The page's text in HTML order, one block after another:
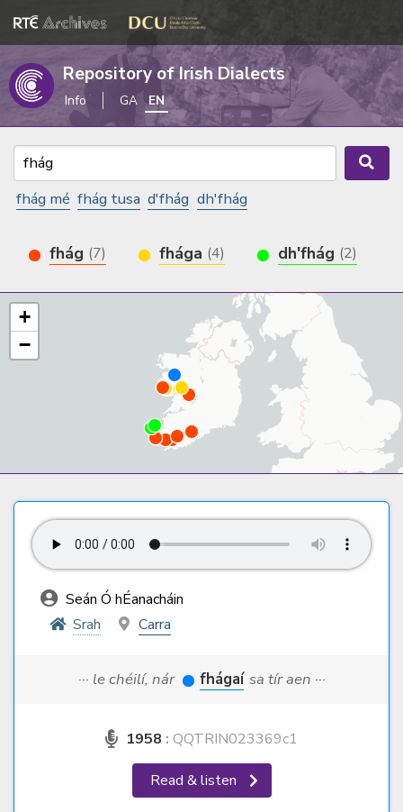
Repository of Irish Dialects
Info GA EN
fhág mé fhág tusa d'fhág dh'fhág
fhág (7) fhága (4) dh'fhág (2)
+
−
Seán Ó hÉanacháin
Srah
Carra
··· le chéilí, nár fhágaí sa tír aen ···
1958 : QQTRIN023369c1
Read & listen